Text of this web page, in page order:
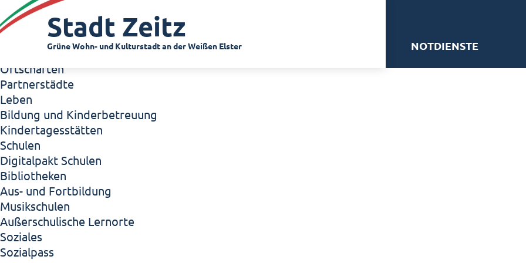
Zeitz - Die Kleinstadt
Willkommen in Zeitz!
Interview mit Oberbürgermeister Christian Thieme
Zeitz - Stadt der Zukunft
Ortschaften
Partnerstädte
Leben
Bildung und Kinderbetreuung
Kindertagesstätten
Schulen
Digitalpakt Schulen
Bibliotheken
Aus- und Fortbildung
Musikschulen
Außerschulische Lernorte
Soziales
Sozialpass
Stadt Zeitz
Grüne Wohn- und Kulturstadt an der Weißen Elster NOTDIENSTE